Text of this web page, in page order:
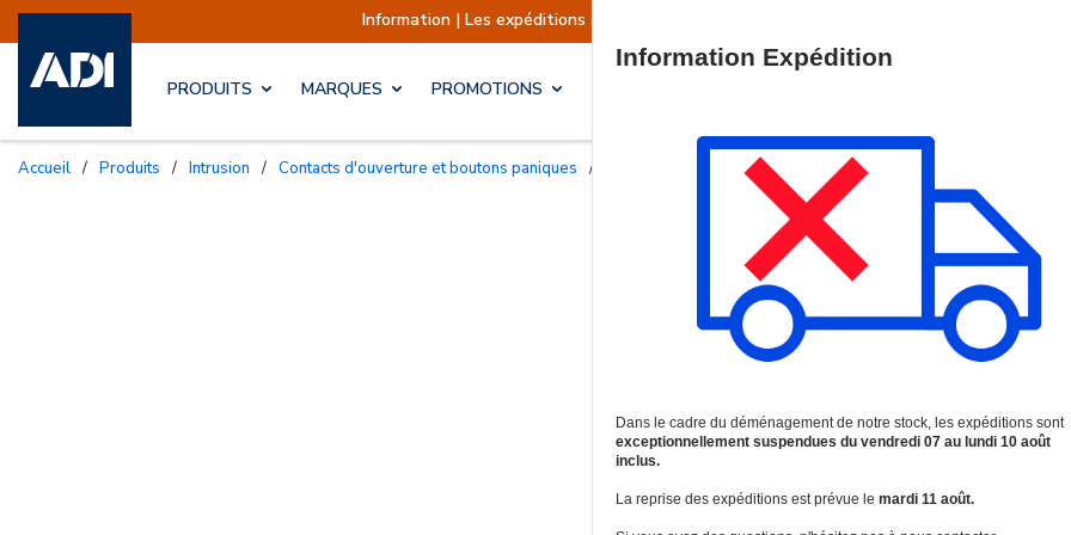
Information | Les expéditions sont actuellement suspendues Reprise
PRODUITS MARQUES PROMOTIONS
Accueil / Produits / Intrusion / Contacts d'ouverture et boutons paniques / Contacts d'ouverture filaire